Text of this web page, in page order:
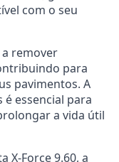
com o seu
remover
para
pavimentos. A
essencial para
a vida útil
X-Force 9.60, a